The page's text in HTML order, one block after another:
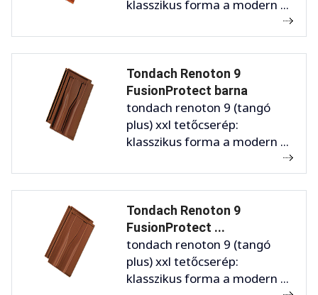
klasszikus forma a modern ...
Tondach Renoton 9
FusionProtect barna
tondach renoton 9 (tangó
plus) xxl tetőcserép:
klasszikus forma a modern ...
Tondach Renoton 9
FusionProtect ...
tondach renoton 9 (tangó
plus) xxl tetőcserép:
klasszikus forma a modern ...